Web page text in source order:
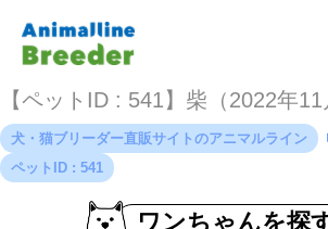
【ペットID : 541】柴（2022年
犬・猫ブリーダー直販サイトのアニマルライン
ペットID : 541
ワンちゃんを探